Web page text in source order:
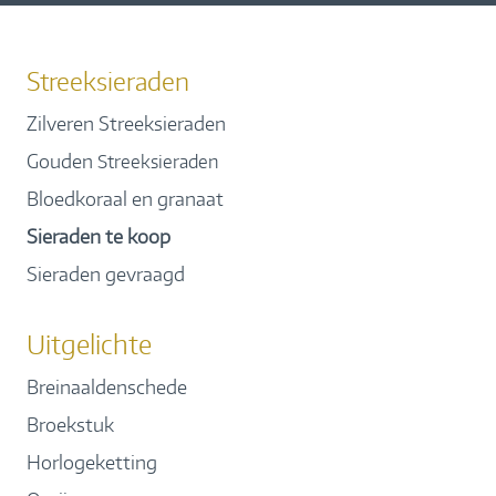
Streeksieraden
Zilveren Streeksieraden
Gouden Streeksieraden
Bloedkoraal en granaat
Sieraden te koop
Sieraden gevraagd
Uitgelichte
Breinaaldenschede
Broekstuk
Horlogeketting